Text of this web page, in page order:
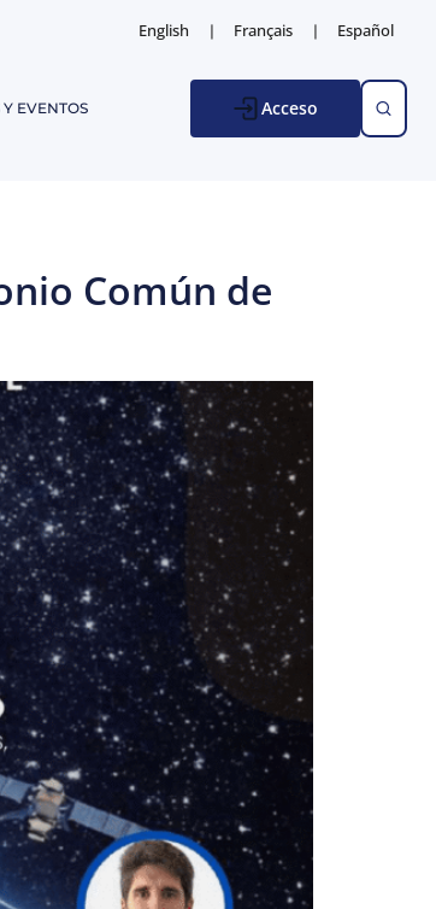
English Français Español
EVENTOS Acceso
Común de